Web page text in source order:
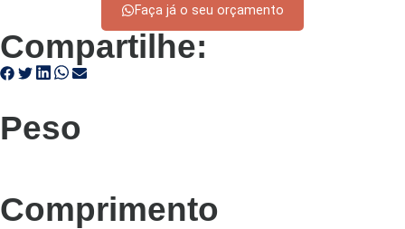
Faça já o seu orçamento
Compartilhe:
Peso
Comprimento